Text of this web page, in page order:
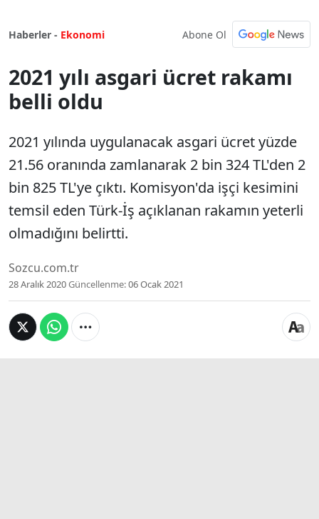
Haberler - Ekonomi Abone Ol
2021 yılı asgari ücret rakamı
belli oldu
2021 yılında uygulanacak asgari ücret yüzde
21.56 oranında zamlanarak 2 bin 324 TL'den 2
bin 825 TL'ye çıktı. Komisyon'da işçi kesimini
temsil eden Türk-İş açıklanan rakamın yeterli
olmadığını belirtti.
Sozcu.com.tr
28 Aralık 2020Güncellenme:06 Ocak 2021